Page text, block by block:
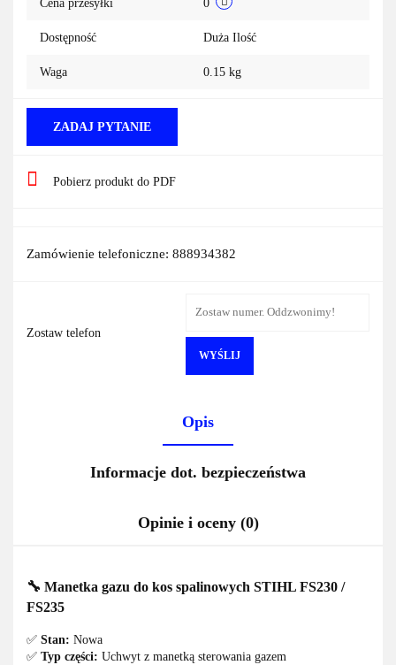
Cena przesyłki 0
Dostępność Duża Ilość
Waga 0.15 kg
ZADAJ PYTANIE
Pobierz produkt do PDF
Zamówienie telefoniczne: 888934382
Zostaw telefon
WYŚLIJ
Opis
Informacje dot. bezpieczeństwa
Opinie i oceny (0)
🔧 Manetka gazu do kos spalinowych STIHL FS230 /
FS235
✅ Stan: Nowa
✅ Typ części: Uchwyt z manetką sterowania gazem